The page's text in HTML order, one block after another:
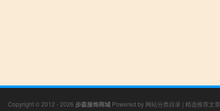
Copyright © 2012 - 2026 步森服饰商城 Powered by 网站分类目录 | 精选推荐文章